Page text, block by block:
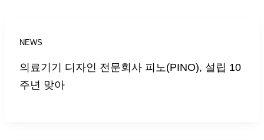
NEWS
의료기기 디자인 전문회사 피노(PINO), 설립 10
주년 맞아